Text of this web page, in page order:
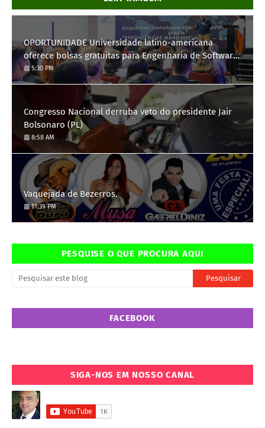
OPORTUNIDADE Universidade latino-americana
oferece bolsas gratuitas para Engenharia de Software;
saiba como se candidatar
5:30 PM
Congresso Nacional derruba veto do presidente Jair
Bolsonaro (PL)
8:58 AM
Vaquejada de Bezerros.
11:39 PM
PESQUISE O QUE PROCURA AQUI
FACEBOOK
SIGA-NOS EM NOSSO CANAL